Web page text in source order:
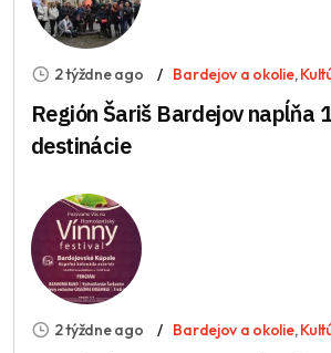
2 týždne ago Bardejov a okolie,
Región Šariš Bardejov napĺňa
destinácie
2 týždne ago Bardejov a okolie,